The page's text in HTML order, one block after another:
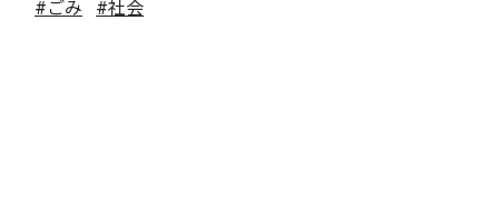
#ごみ #社会